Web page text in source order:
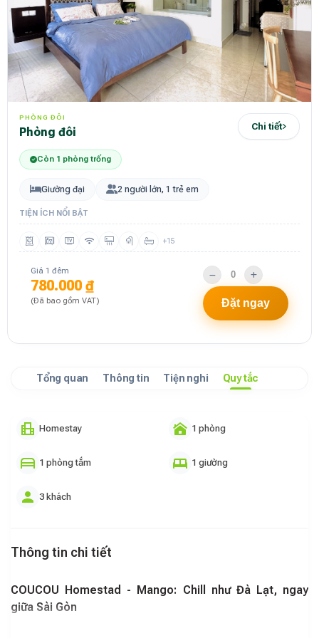
PHÒNG ĐÔI
Phòng đôi Chi tiết
Còn 1 phòng trống
Giường đại 2 người lớn, 1 trẻ em
TIỆN ÍCH NỔI BẬT
+15
Giá 1 đêm
780.000 ₫
(Đã bao gồm VAT) Đặt ngay
Tổng quan Thông tin Tiện nghi Quy tắc
Homestay 1 phòng
1 phòng tắm 1 giường
3 khách
Thông tin chi tiết
COUCOU Homestad - Mango: Chill như Đà Lạt, ngay
giữa Sài Gòn